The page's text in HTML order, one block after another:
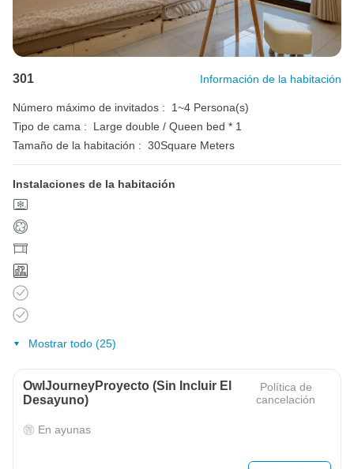
301 Información de la habitación
Número máximo de invitados :
1~4 Persona(s)
Tipo de cama :
Large double / Queen bed * 1
Tamaño de la habitación : 30Square Meters
Instalaciones de la habitación
Mostrar todo (25)
OwlJourneyProyecto (sin Incluir El
Desayuno)
Política de
cancelación
En ayunas